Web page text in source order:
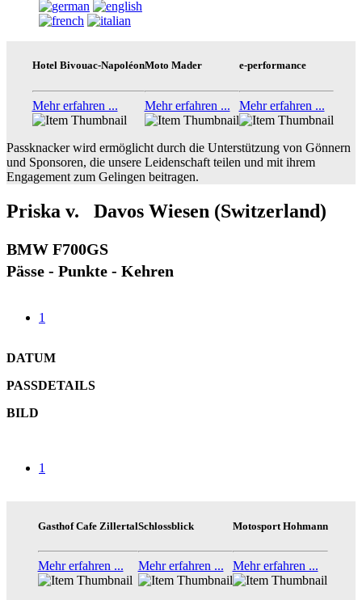
Hotel Bivouac-Napoléon
Mehr erfahren ...
Moto Mader
Mehr erfahren ...
e-performance
Mehr erfahren ...
Passknacker wird ermöglicht durch die Unterstützung von Gönnern
und Sponsoren, die unsere Leidenschaft teilen und mit ihrem
Engagement zum Gelingen beitragen.
Priska v. Davos Wiesen (Switzerland)
BMW F700GS
Pässe - Punkte - Kehren
1
DATUM
PASSDETAILS
BILD
1
Gasthof Cafe Zillertal
Mehr erfahren ...
Schlossblick
Mehr erfahren ...
Motosport Hohmann
Mehr erfahren ...